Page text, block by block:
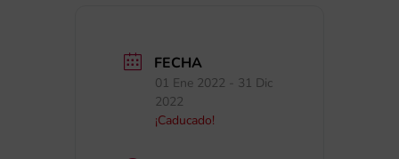
FECHA
01 Ene 2022 - 31 Dic
2022
¡Caducado!